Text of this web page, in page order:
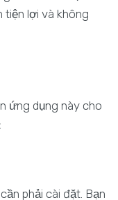
tiện lợi và không
ứng dụng này cho
phải cài đặt. Bạn